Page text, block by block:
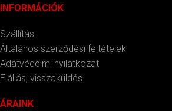
INFORMÁCIÓK
Szállítás
Általános szerződési feltételek
Adatvédelmi nyilatkozat
Elállás, visszaküldés
ÁRAINK